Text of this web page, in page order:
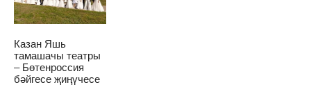
Казан Яшь
тамашачы театры
– Бөтенроссия
бәйгесе җиңүчесе